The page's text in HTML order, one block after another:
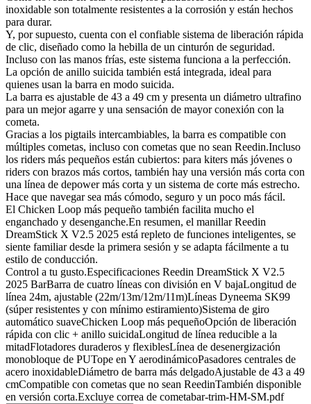
inoxidable son totalmente resistentes a la corrosión y están hechos
para durar.
Y, por supuesto, cuenta con el confiable sistema de liberación rápida
de clic, diseñado como la hebilla de un cinturón de seguridad.
Incluso con las manos frías, este sistema funciona a la perfección.
La opción de anillo suicida también está integrada, ideal para
quienes usan la barra en modo suicida.
La barra es ajustable de 43 a 49 cm y presenta un diámetro ultrafino
para un mejor agarre y una sensación de mayor conexión con la
cometa.
Gracias a los pigtails intercambiables, la barra es compatible con
múltiples cometas, incluso con cometas que no sean Reedin.Incluso
los riders más pequeños están cubiertos: para kiters más jóvenes o
riders con brazos más cortos, también hay una versión más corta con
una línea de depower más corta y un sistema de corte más estrecho.
Hace que navegar sea más cómodo, seguro y un poco más fácil.
El Chicken Loop más pequeño también facilita mucho el
enganchado y desenganche.En resumen, el manillar Reedin
DreamStick X V2.5 2025 está repleto de funciones inteligentes, se
siente familiar desde la primera sesión y se adapta fácilmente a tu
estilo de conducción.
Control a tu gusto.Especificaciones Reedin DreamStick X V2.5
2025 BarBarra de cuatro líneas con división en V bajaLongitud de
línea 24m, ajustable (22m/13m/12m/11m)Líneas Dyneema SK99
(súper resistentes y con mínimo estiramiento)Sistema de giro
automático suaveChicken Loop más pequeñoOpción de liberación
rápida con clic + anillo suicidaLongitud de línea reducible a la
mitadFlotadores duraderos y flexiblesLínea de desenergización
monobloque de PUTope en Y aerodinámicoPasadores centrales de
acero inoxidableDiámetro de barra más delgadoAjustable de 43 a 49
cmCompatible con cometas que no sean ReedinTambién disponible
en versión corta.Excluye correa de cometabar-trim-HM-SM.pdf